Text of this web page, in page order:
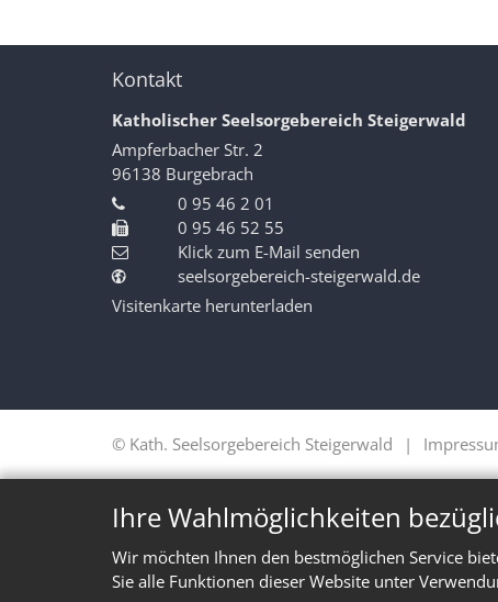
Ihre Wahlmöglichkeiten
Wir möchten Ihnen den bestmöglichen Service
Sie alle Funktionen dieser Website unter
Kontakt
Katholischer Seelsorgebereich Steigerwald
Ampferbacher Str. 2
96138 Burgebrach
0 95 46 2 01
0 95 46 52 55
Klick zum E-Mail senden
seelsorgebereich-steigerwald.de
Visitenkarte herunterladen
© Kath. Seelsorgebereich Steigerwald